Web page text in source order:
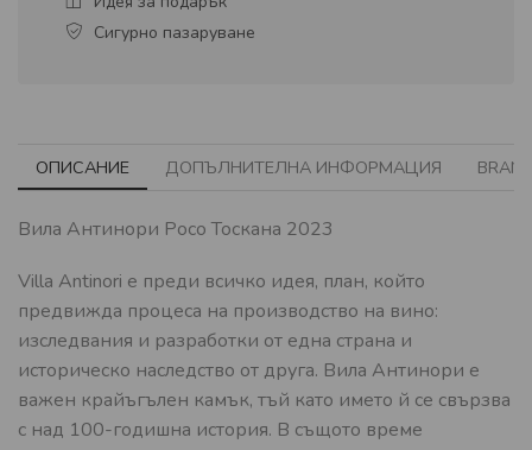
Сигурно пазаруване
ОПИСАНИЕ ДОПЪЛНИТЕЛНА ИНФОРМАЦИЯ
Вила Антинори Росо Тоскана 2023
Villa Antinori е преди всичко идея, план, който
предвижда процеса на производство на вино:
изследвания и разработки от една страна и
историческо наследство от друга. Вила Антинори е
важен крайъгълен камък, тъй като името й се свързва
с над 100-годишна история. В същото време